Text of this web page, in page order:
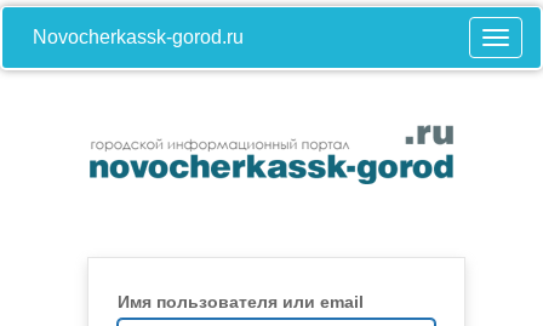
Novocherkassk-gorod.ru
Имя пользователя или email